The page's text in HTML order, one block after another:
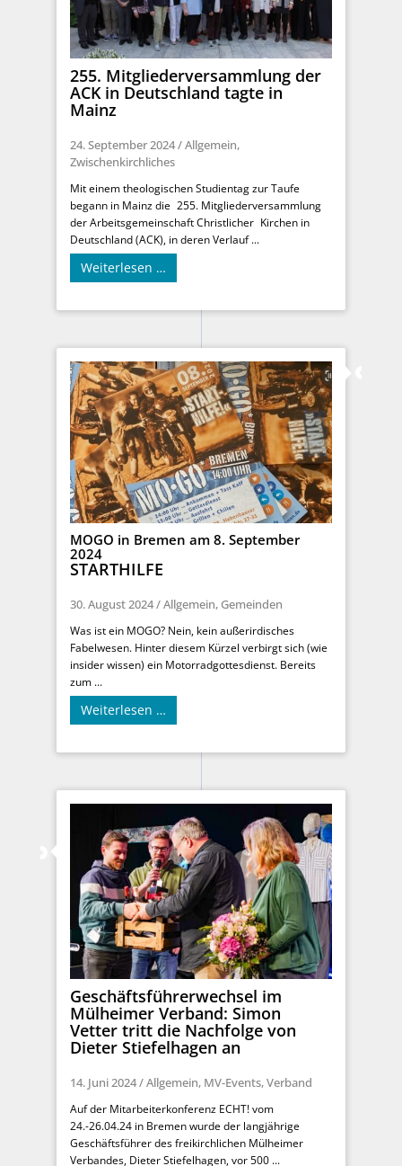
255. Mitgliederversammlung der
ACK in Deutschland tagte in
Mainz
24. September 2024/Allgemein,
Zwischenkirchliches
Mit einem theologischen Studientag zur Taufe
begann in Mainz die 255. Mitgliederversammlung
der Arbeitsgemeinschaft Christlicher Kirchen in
Deutschland (ACK), in deren Verlauf ...
Weiterlesen …
MOGO in Bremen am 8. September
2024
STARTHILFE
30. August 2024/Allgemein, Gemeinden
Was ist ein MOGO? Nein, kein außerirdisches
Fabelwesen. Hinter diesem Kürzel verbirgt sich (wie
insider wissen) ein Motorradgottesdienst. Bereits
zum ...
Weiterlesen …
Geschäftsführerwechsel im
Mülheimer Verband: Simon
Vetter tritt die Nachfolge von
Dieter Stiefelhagen an
14. Juni 2024/Allgemein, MV-Events,Verband
Auf der Mitarbeiterkonferenz ECHT! vom
24.-26.04.24 in Bremen wurde der langjährige
Geschäftsführer des freikirchlichen Mülheimer
Verbandes, Dieter Stiefelhagen, vor 500 ...